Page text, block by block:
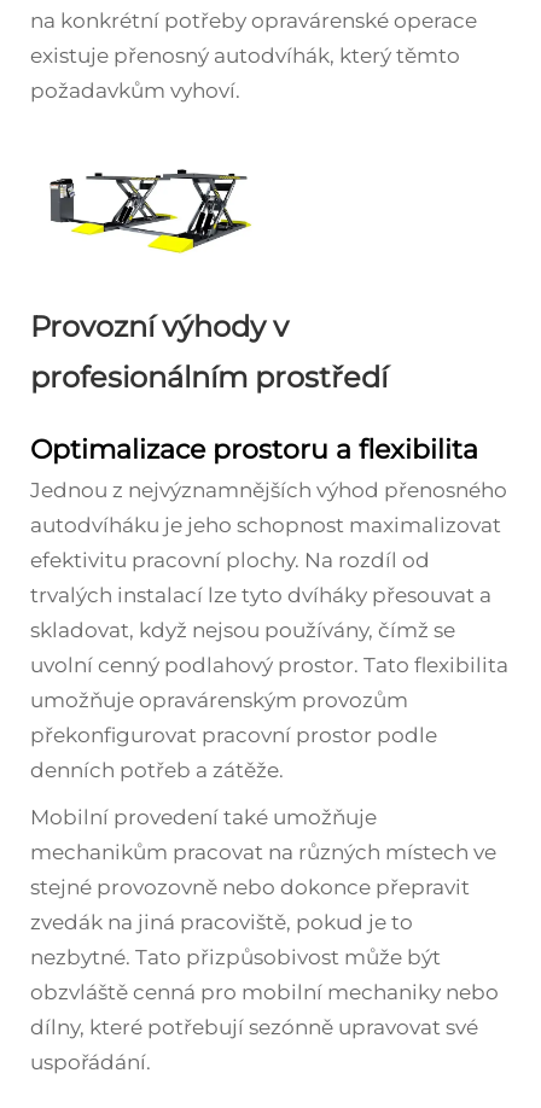
na konkrétní potřeby opravárenské operace
existuje přenosný autodvíhák, který těmto
požadavkům vyhoví.
Provozní výhody v
profesionálním prostředí
Optimalizace prostoru a flexibilita
Jednou z nejvýznamnějších výhod přenosného
autodvíháku je jeho schopnost maximalizovat
efektivitu pracovní plochy. Na rozdíl od
trvalých instalací lze tyto dvíháky přesouvat a
skladovat, když nejsou používány, čímž se
uvolní cenný podlahový prostor. Tato flexibilita
umožňuje opravárenským provozům
překonfigurovat pracovní prostor podle
denních potřeb a zátěže.
Mobilní provedení také umožňuje
mechanikům pracovat na různých místech ve
stejné provozovně nebo dokonce přepravit
zvedák na jiná pracoviště, pokud je to
nezbytné. Tato přizpůsobivost může být
obzvláště cenná pro mobilní mechaniky nebo
dílny, které potřebují sezónně upravovat své
uspořádání.